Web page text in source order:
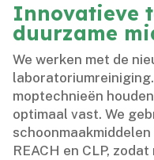
Innovatieve
duurzame
We werken met de
moptechnieën
optimaal vast.​ We
REACH en CLP,